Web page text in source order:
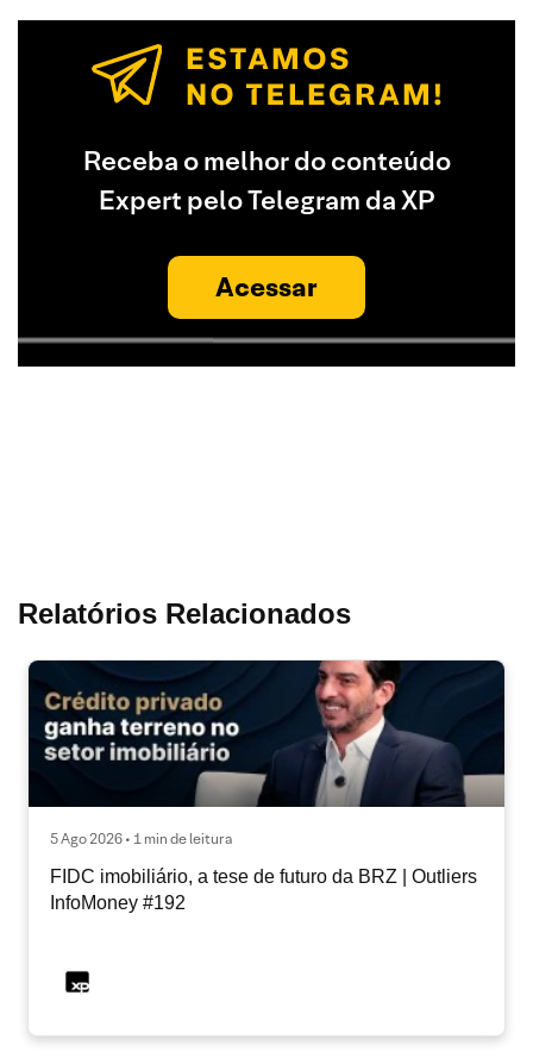
Receba o melhor do conteúdo
Expert pelo Telegram da XP
Acessar
Relatórios Relacionados
5 Ago 2026 • 1 min de leitura
FIDC imobiliário, a tese de futuro da BRZ | Outliers
InfoMoney #192